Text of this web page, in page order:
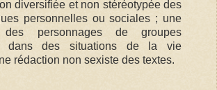
diversifiée et non stéréotypée des
personnelles ou sociales ; une
des personnages de groupes
dans des situations de la vie
rédaction non sexiste des textes.